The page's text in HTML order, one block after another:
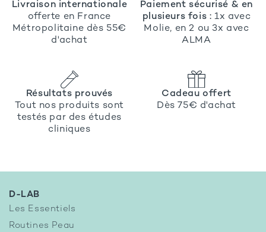
Livraison internationale
offerte en France
Métropolitaine dès 55€
d'achat
Paiement sécurisé & en
plusieurs fois : 1x avec
Molie, en 2 ou 3x avec
ALMA
Résultats prouvés
Tout nos produits sont
testés par des études
cliniques
Cadeau offert
Dès 75€ d'achat
D-LAB
Les Essentiels
Routines Peau